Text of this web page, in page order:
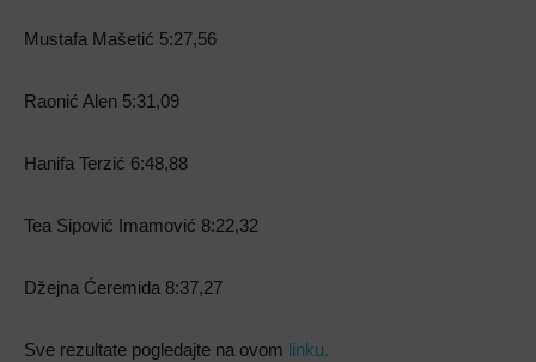
Mustafa Mašetić 5:27,56
Raonić Alen 5:31,09
Hanifa Terzić 6:48,88
Tea Sipović Imamović 8:22,32
Džejna Ćeremida 8:37,27
Sve rezultate pogledajte na ovom linku.